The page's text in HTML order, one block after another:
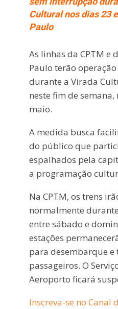
Cultural nos dias 23
Paulo
As linhas da CPTM e
Paulo terão
durante a Virada
neste fim de semana,
maio.
A medida busca
do público que
espalhados pela
a programação
Na CPTM, os trens
normalmente
entre sábado e
estações
para desembarque e
passageiros. O
Aeroporto ficará
Inscreva-se no Canal